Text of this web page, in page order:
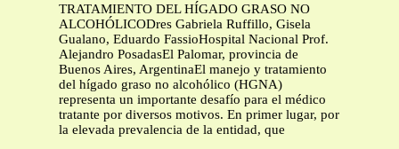
TRATAMIENTO DEL HÍGADO GRASO NO
ALCOHÓLICODres Gabriela Ruffillo, Gisela
Gualano, Eduardo FassioHospital Nacional Prof.
Alejandro PosadasEl Palomar, provincia de
Buenos Aires, ArgentinaEl manejo y tratamiento
del hígado graso no alcohólico (HGNA)
representa un importante desafío para el médico
tratante por diversos motivos. En primer lugar, por
la elevada prevalencia de la entidad, que